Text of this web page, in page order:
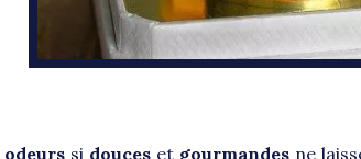
odeurs si douces et gourmandes ne